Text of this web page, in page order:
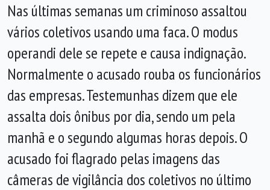
Nas últimas semanas um criminoso assaltou
vários coletivos usando uma faca. O modus
operandi dele se repete e causa indignação.
Normalmente o acusado rouba os funcionários
das empresas. Testemunhas dizem que ele
assalta dois ônibus por dia, sendo um pela
manhã e o segundo algumas horas depois. O
acusado foi flagrado pelas imagens das
câmeras de vigilância dos coletivos no último